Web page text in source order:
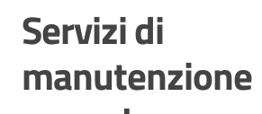
Stazioni
appaltanti
Salta al contenuto
Servizi di
manutenzione